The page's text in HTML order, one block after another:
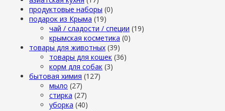
продуктовые наборы (0)
подарок из Крыма (19)
чай / сладости / специи (19)
крымская косметика (0)
товары для животных (39)
товары для кошек (36)
корм для собак (3)
бытовая химия (127)
мыло (27)
стирка (27)
уборка (40)